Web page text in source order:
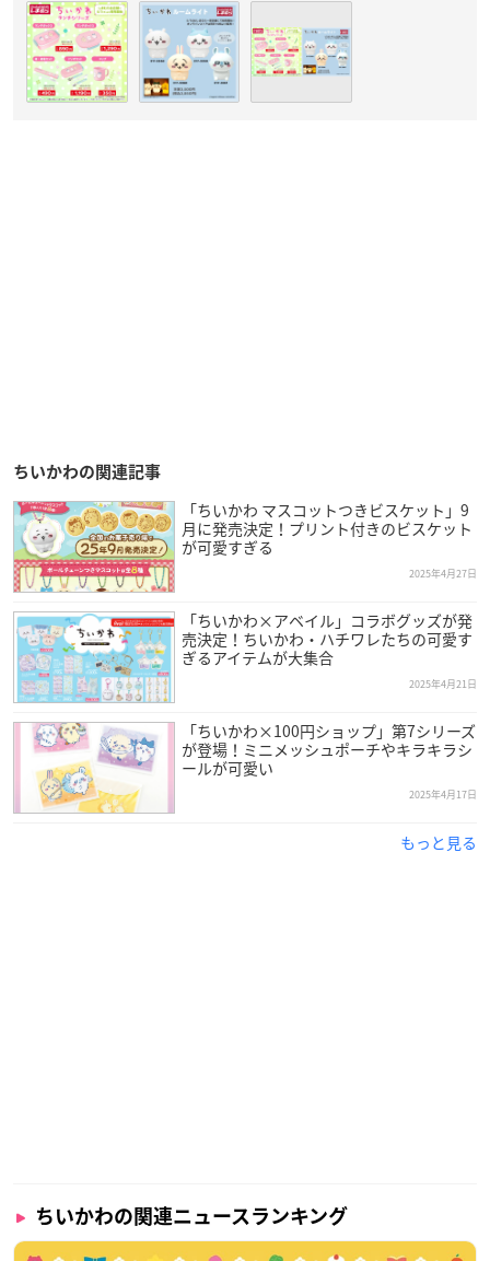
ちいかわの関連記事
「ちいかわ マスコットつきビスケット」9
月に発売決定！プリント付きのビスケット
が可愛すぎる
2025年4月27日
「ちいかわ×アベイル」コラボグッズが発
売決定！ちいかわ・ハチワレたちの可愛す
ぎるアイテムが大集合
2025年4月21日
「ちいかわ×100円ショップ」第7シリーズ
が登場！ミニメッシュポーチやキラキラシ
ールが可愛い
2025年4月17日
もっと見る
ちいかわの関連ニュースランキング